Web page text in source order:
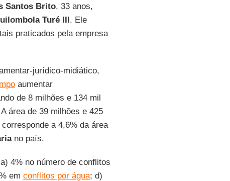
Santos Brito, 33 anos,
Turé III. Ele
praticados pela empresa
jurídico-midiático,
aumentar
de 8 milhões e 134 mil
área de 39 milhões e 425
a 4,6% da área
no país.
4% no número de conflitos
em conflitos por água; d)